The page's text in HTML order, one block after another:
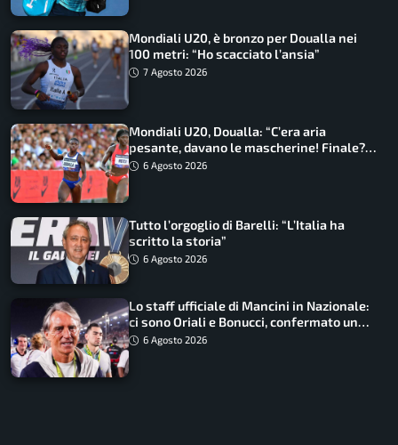
Mondiali U20, è bronzo per Doualla nei
100 metri: “Ho scacciato l’ansia”
7 Agosto 2026
Mondiali U20, Doualla: “C’era aria
pesante, davano le mascherine! Finale?
Non ho nulla da perdere”
6 Agosto 2026
Tutto l’orgoglio di Barelli: “L’Italia ha
scritto la storia”
6 Agosto 2026
Lo staff ufficiale di Mancini in Nazionale:
ci sono Oriali e Bonucci, confermato un
ritorno
6 Agosto 2026